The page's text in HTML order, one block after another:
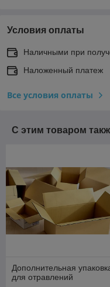
Условия оплаты
Наличными при
Наложенный платеж
Все условия оплаты
С этим товаром
Дополнительная
для отравлений